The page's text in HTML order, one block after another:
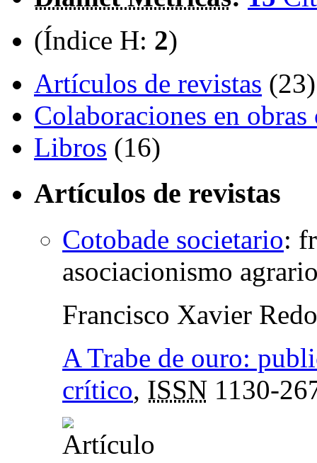
(Índice H: 2)
Artículos de revistas (23)
Colaboraciones en
Libros (16)
Artículos de revistas
Cotobade societario:
asociacionismo
Francisco Xavier
A Trabe de ouro:
crítico, ISSN 1130-